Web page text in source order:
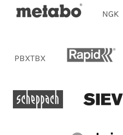
NGK
PBXTBX